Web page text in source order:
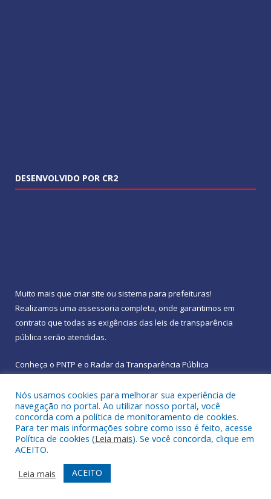
DESENVOLVIDO POR CR2
Muito mais que criar site ou sistema para prefeituras!
Realizamos uma assessoria completa, onde garantimos em
contrato que todas as exigências das leis de transparência
pública serão atendidas.
Conheça o PNTP e o Radar da Transparência Pública
Todos os direitos reservados a Prefeitura Municipal de
Rebouças.
Acessar Área Administrativa
Acessar Webmail
Nós usamos cookies para melhorar sua experiência de
navegação no portal. Ao utilizar nosso portal, você
concorda com a política de monitoramento de cookies.
Para ter mais informações sobre como isso é feito, acesse
Política de cookies (Leia mais). Se você concorda, clique em
ACEITO.
Leia mais
ACEITO